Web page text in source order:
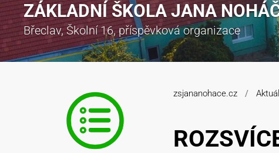
ZÁKLADNÍ ŠKOLA JANA
Břeclav, Školní 16, příspěvková organizace
zsjananohace.cz